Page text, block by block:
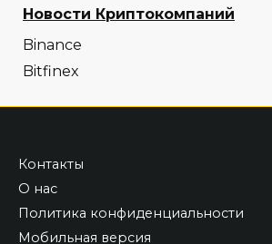
Новости Криптокомпаний
Binance
Bitfinex
Контакты
О нас
Политика конфиденциальности
Мобильная версия